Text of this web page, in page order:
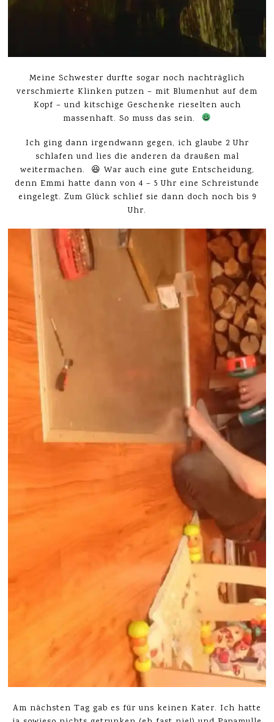
Meine Schwester durfte sogar noch nachträglich
verschmierte Klinken putzen – mit Blumenhut auf dem
Kopf – und kitschige Geschenke rieselten auch
massenhaft. So muss das sein.
Ich ging dann irgendwann gegen, ich glaube 2 Uhr
schlafen und lies die anderen da draußen mal
weitermachen. 😆 War auch eine gute Entscheidung,
denn Emmi hatte dann von 4 – 5 Uhr eine Schreistunde
eingelegt. Zum Glück schlief sie dann doch noch bis 9
Uhr.
Am nächsten Tag gab es für uns keinen Kater. Ich hatte